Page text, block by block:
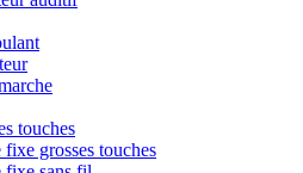
touches
grosses touches